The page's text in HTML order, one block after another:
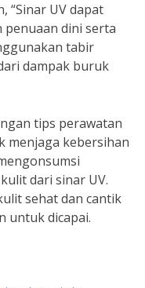
“Sinar UV dapat
penuaan dini serta
tabir
dampak buruk
tips perawatan
menjaga kebersihan
dari sinar UV.
sehat dan cantik
untuk dicapai.